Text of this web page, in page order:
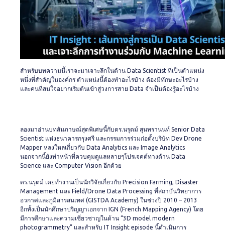
สำหรับบทความนี้เราจะมาเจาะลึกในด้าน Data Scientist ที่เป็นตำแหน่ง
หนึ่งที่สำคัญในองค์กร ตำแหน่งนี้ต้องทำอะไรบ้าง ต้องมีทักษะอะไรบ้าง
และคนที่สนใจอยากเริ่มต้นเข้าสู่วงการสาย Data จำเป็นต้องรู้อะไรบ้าง
ลองมาอ่านบทสัมภาษณ์สุดพิเศษนี้กับดร.นรุตม์ สุนทรานนท์ Senior Data
Scientist แห่งธนาคารกรุงศรี และกรรมการร่วมก่อตั้งบริษัท Dev Drone
Mapper หลงใหลเกี่ยวกับ Data Analytics และ Image Analytics
นอกจากนี้ยังทำหน้าที่ควบคุมดูแลหลายๆโปรเจคต์ทางด้าน Data
Science และ Computer Vision อีกด้วย
ดร.นรุตม์ เคยทำงานเป็นนักวิจัยเกี่ยวกับ Precision Farming, Disaster
Management และ Field/Drone Data Processing ที่สถาบันวิทยาการ
อวกาศและภูมิสารสนเทศ (GISTDA Academy) ในช่วงปี 2010 – 2013
อีกทั้งเป็นนักศึกษาปริญญาเอกจาก IGN (French Mapping Agency) โดย
มีการศึกษาและความเชี่ยวชาญในด้าน “3D model modern
photogrammetry” และสำหรับ IT Insight episode นี้ดำเนินการ